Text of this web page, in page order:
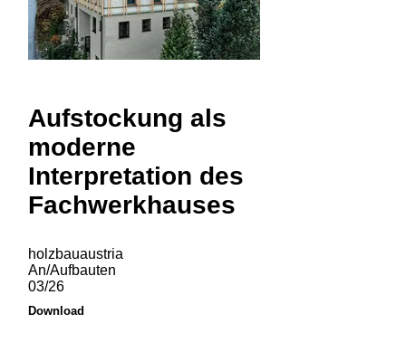
Aufstockung als
moderne
Interpretation des
Fachwerkhauses
holzbauaustria
An/Aufbauten
03/26
Download